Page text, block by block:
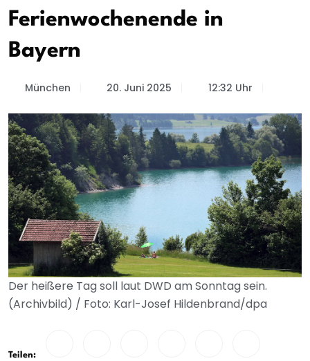
Ferienwochenende in
Bayern
München 20. Juni 2025 12:32 Uhr
Der heißere Tag soll laut DWD am Sonntag sein.
(Archivbild) / Foto: Karl-Josef Hildenbrand/dpa
Teilen: